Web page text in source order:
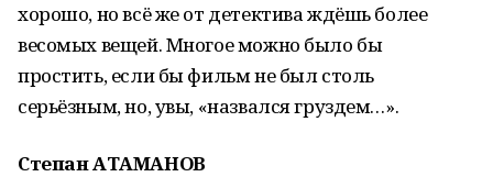
хорошо, но всё же от детектива ждёшь более
весомых вещей. Многое можно было бы
простить, если бы фильм не был столь
серьёзным, но, увы, «назвался груздем…».
Степан АТАМАНОВ